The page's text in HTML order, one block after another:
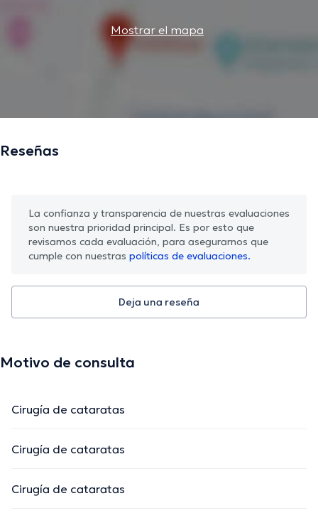
Mostrar el mapa
Reseñas
La confianza y transparencia de nuestras evaluaciones
son nuestra prioridad principal. Es por esto que
revisamos cada evaluación, para asegurarnos que
cumple con nuestras políticas de evaluaciones.
Deja una reseña
Motivo de consulta
Cirugía de cataratas
Cirugía de cataratas
Cirugía de cataratas